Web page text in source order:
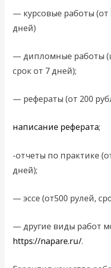
— курсовые работы (от
дней)
— дипломные работы
срок от 7 дней);
— рефераты (от 200
написание реферата;
-отчеты по практике
дней);
— эссе (от500 рулей,
— другие виды работ
https://napare.ru/.